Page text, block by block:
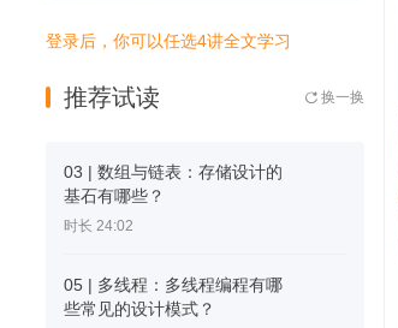
登录后，你可以任选4讲全文学习
推荐试读  换一换
03 | 数组与链表：存储设计的
基石有哪些？
时长 24:02
05 | 多线程：多线程编程有哪
些常见的设计模式？